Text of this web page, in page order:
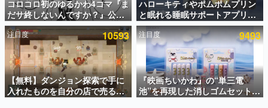
きます。
赫本
この物語を解いてはいけない。『赫本』は、〈試験問題〉
の形をした短編ホラー小説集です。
新世代に訊く
これからのデジタルゲーム市場を担う若きクリエイター達
の姿を追い、彼らのルーツと情熱を探っていきます。
コロコロ初のゆるかわ4コマ『ま
だサ終しないんですか？』公開
スタート。主人公は新入社員の
侘石ダイヤ、ゲーム会社を舞台
にトラブルへ対応する社員たち
を描く
ハローキティやポムポムプリン
と眠れる睡眠サポートアプリ
『ゆめたび』が配信中。キャラ
ごとのASMRや目覚ましアラー
ムも搭載
注目度 10593
【無料】ダンジョン探索で手に
入れたものを自分の店で売るゲ
ーム『Moonlighter』がSteam
注目度 9493
『映画ちいかわ』の“単三電
池”を再現した消しゴムセットが
8月7日より発売決定。公式は